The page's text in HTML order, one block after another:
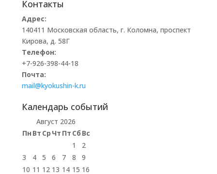
Контакты
Адрес:
140411 Московская область, г. Коломна, проспект
Кирова, д. 58Г
Телефон:
+7-926-398-44-18
Почта:
mail@kyokushin-k.ru
Календарь событий
Август 2026
Пн Вт Ср Чт Пт Сб Вс
1
2
3
4 5 6 7 8
9
10 11 12 13 14 15 16